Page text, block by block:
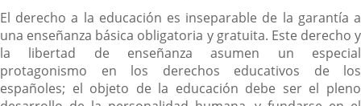
El derecho a la educación es inseparable de la garantía a
una enseñanza básica obligatoria y gratuita. Este derecho y
la libertad de enseñanza asumen un especial
protagonismo en los derechos educativos de los
españoles; el objeto de la educación debe ser el pleno